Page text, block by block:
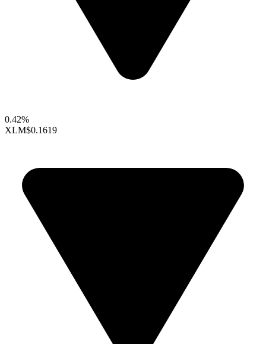
0.42%
XLM$0.1619